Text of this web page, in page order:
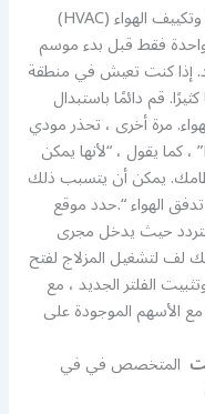
يجب تغيير الفلتر في نظام التدفئة والتهوية وتكييف الهواء (HVAC)
فقط قبل بدء موسم
إذا كنت تعيش في منطقة
قم دائمًا باستبدال
مرة أخرى ، تحذر مودي
، “كن حذرًا مع” تنقية الهواء “أو فلاتر HEPA” ، كما يقول ، “لأنها يمكن
يمكن أن يتسبب ذلك
الهواء “.حدد موقع
حيث يدخل مجرى
لف لتشغيل المزلاج لفتح
الفلتر الجديد ، مع
مع الأسهم الموجودة على
المتخصص في في